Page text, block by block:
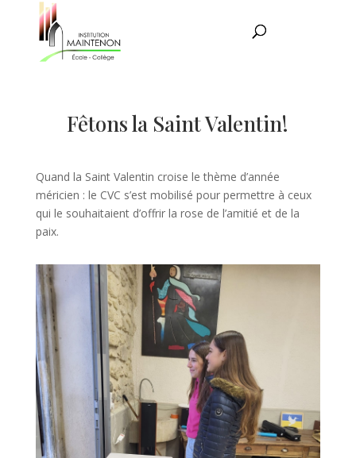
Fêtons la Saint Valentin!
Quand la Saint Valentin croise le thème d’année
méricien : le CVC s’est mobilisé pour permettre à ceux
qui le souhaitaient d’offrir la rose de l’amitié et de la
paix.